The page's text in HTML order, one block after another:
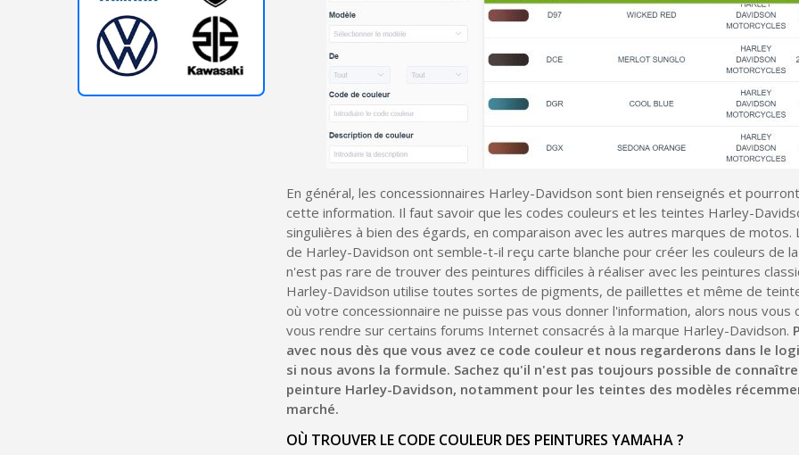
Gagnez des points de
Livraison sous 24
Retour produits
Réduction de 5€ sur la
10€ de bon d'achat
En général, les concessionnaires Harley-Davidson sont bien renseignés et
cette information. Il faut savoir que les codes couleurs et les teintes Harley-
singulières à bien des égards, en comparaison avec les autres marques de motos.
de Harley-Davidson ont semble-t-il reçu carte blanche pour créer les couleurs de
n'est pas rare de trouver des peintures difficiles à réaliser avec les peintures
Harley-Davidson utilise toutes sortes de pigments, de paillettes et même de
où votre concessionnaire ne puisse pas vous donner l'information, alors nous vous
vous rendre sur certains forums Internet consacrés à la marque Harley-Davidson.
avec nous dès que vous avez ce code couleur et nous regarderons dans le
si nous avons la formule. Sachez qu'il n'est pas toujours possible de
peinture Harley-Davidson, notamment pour les teintes des modèles
marché.
OÙ TROUVER LE CODE COULEUR DES PEINTURES YAMAHA ?